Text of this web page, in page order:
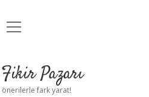
Anasayfa
Uyarı
menüyü
Fikir Pazarı
önerilerle fark yarat!